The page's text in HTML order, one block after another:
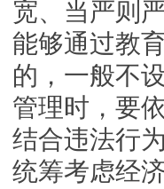
宽、当严则
能够通过教
的，一般不
管理时，要
结合违法行
统筹考虑经